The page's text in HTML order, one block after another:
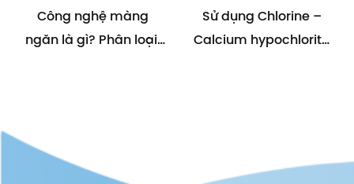
Công nghệ màng
ngăn là gì? Phân loại,
Sử dụng Chlorine –
Calcium hypochlorite